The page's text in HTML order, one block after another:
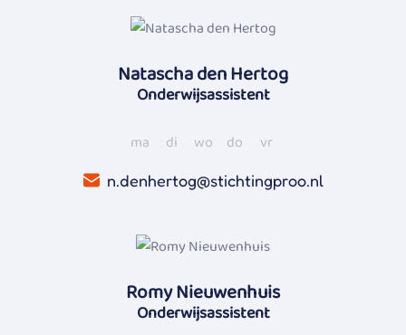
Natascha den Hertog
Onderwijsassistent
ma di wo do vr
n.denhertog@stichtingproo.nl
Romy Nieuwenhuis
Onderwijsassistent